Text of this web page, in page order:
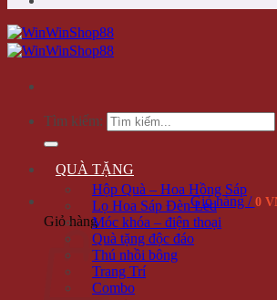
Tìm kiếm:
Giỏ hàng / 0
Giỏ hàng
QUÀ TẶNG
Hộp Quà – Hoa Hồng Sáp
Lọ Hoa Sáp Đèn Led
Móc khóa – điện thoại
Quà tặng độc đáo
Thú nhồi bông
Trang Trí
Combo